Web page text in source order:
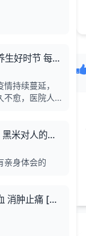
生好时节 每一
时段
持续蔓延，
不愈，医院人
也说了这几
预言中说 "贫
三”,“贫富若
预言中也告诉
的未来，请
解，内有躲避
米对人的长
亲身体会的
消肿止痛 [治
妙方